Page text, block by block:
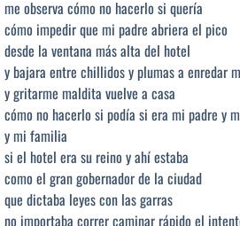
me observa cómo no hacerlo si quería
cómo impedir que mi padre abriera el pico
desde la ventana más alta del hotel
y bajara entre chillidos y plumas a enredar
y gritarme maldita vuelve a casa
cómo no hacerlo si podía si era mi padre y
y mi familia
si el hotel era su reino y ahí estaba
como el gran gobernador de la ciudad
que dictaba leyes con las garras
no importaba correr caminar rápido el